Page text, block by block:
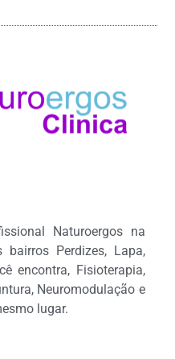
Naturoergos na
Perdizes, Lapa,
encontra, Fisioterapia,
Neuromodulação e
lugar.